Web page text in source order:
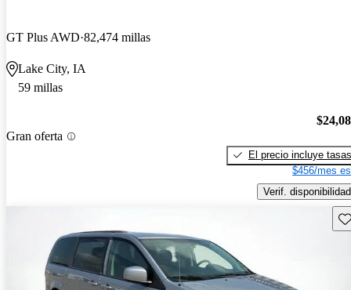
GT Plus AWD 82,474 millas
Lake City, IA
59 millas
Gran oferta
El precio incluye tasas
$456/mes
Verif. disponibilidad